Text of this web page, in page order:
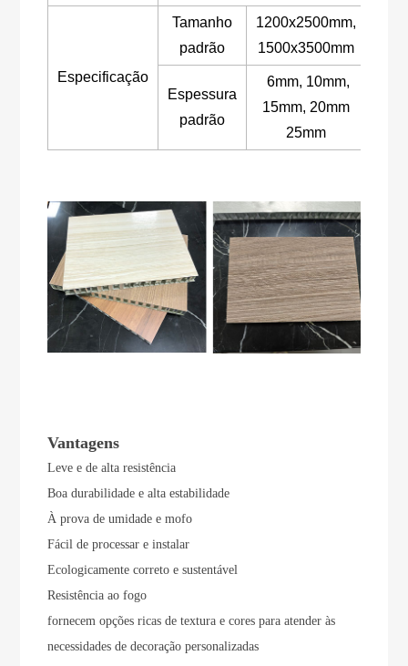
Especificação
Tamanho
padrão
1200x2500mm,
1500x3500mm
Espessura
padrão
6mm, 10mm,
15mm, 20mm
25mm
Vantagens
Leve e de alta resistência
Boa durabilidade e alta estabilidade
À prova de umidade e mofo
Fácil de processar e instalar
Ecologicamente correto e sustentável
Resistência ao fogo
fornecem opções ricas de textura e cores para atender às
necessidades de decoração personalizadas